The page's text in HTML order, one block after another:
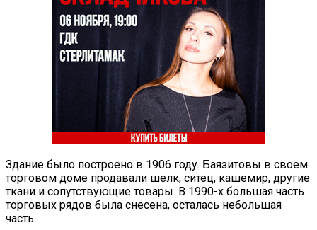
Здание было построено в 1906 году. Баязитовы в своем
торговом доме продавали шелк, ситец, кашемир, другие
ткани и сопутствующие товары. В 1990-х большая часть
торговых рядов была снесена, осталась небольшая
часть.